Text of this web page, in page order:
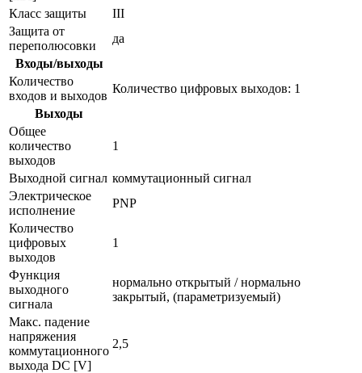
Класс защиты
III
Защита от
переполюсовки
да
Входы/выходы
Количество
входов и выходов
Количество цифровых выходов: 1
Выходы
Общее
количество
выходов
1
Выходной сигнал коммутационный сигнал
Электрическое
исполнение
PNP
Количество
цифровых
выходов
1
Функция
выходного
сигнала
нормально открытый / нормально
закрытый, (параметризуемый)
Макс. падение
напряжения
коммутационного
выхода DC [V]
2,5